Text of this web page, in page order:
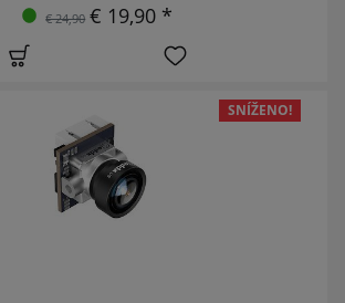
€ 24,90 € 19,90 *
SNÍŽENO!